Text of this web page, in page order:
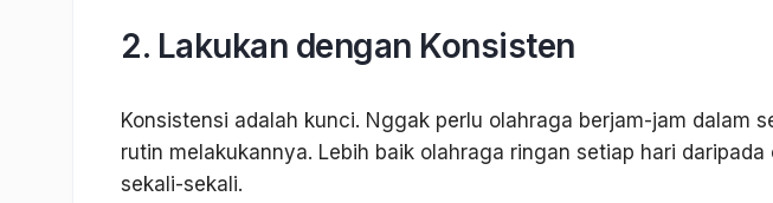
2. Lakukan dengan Konsisten
Konsistensi adalah kunci. Nggak perlu olahraga berjam-jam dalam
rutin melakukannya. Lebih baik olahraga ringan setiap hari
sekali-sekali.